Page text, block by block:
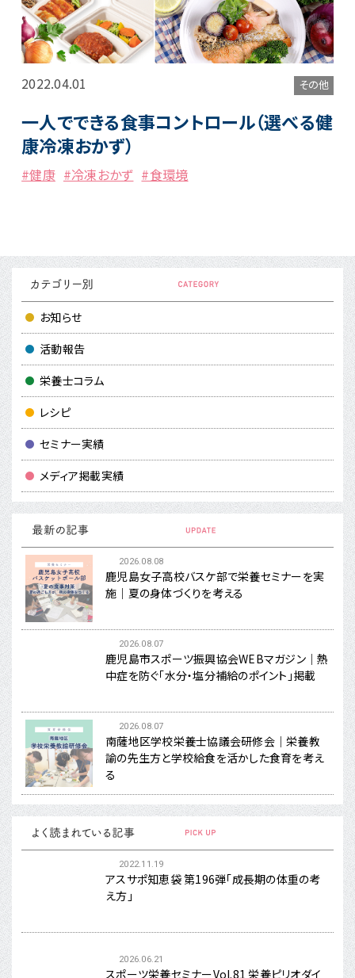
2022.04.01 その他
一人でできる食事コントロール（選べる健
康冷凍おかず）
#健康 #冷凍おかず #食環境
お知らせ
活動報告
栄養士コラム
レシピ
セミナー実績
メディア掲載実績
2026.08.08
鹿児島女子高校バスケ部で栄養セミナーを実
施｜夏の身体づくりを考える
2026.08.07
鹿児島市スポーツ振興協会WEBマガジン｜熱
中症を防ぐ「水分・塩分補給のポイント」掲載
2026.08.07
南薩地区学校栄養士協議会研修会｜栄養教
諭の先生方と学校給食を活かした食育を考え
る
2022.11.19
アスサポ知恵袋 第196弾「成長期の体重の考
え方」
2026.06.21
スポーツ栄養セミナーVol.81 栄養ピリオダイ